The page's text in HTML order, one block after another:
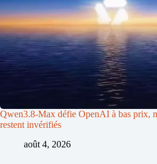
Qwen3.8-Max défie OpenAI à bas prix,
restent invérifiés
août 4, 2026